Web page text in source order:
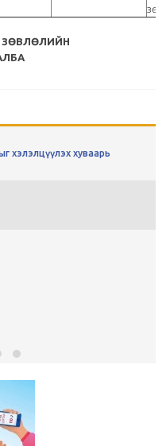
хэлэлцүүлэх хуваарь